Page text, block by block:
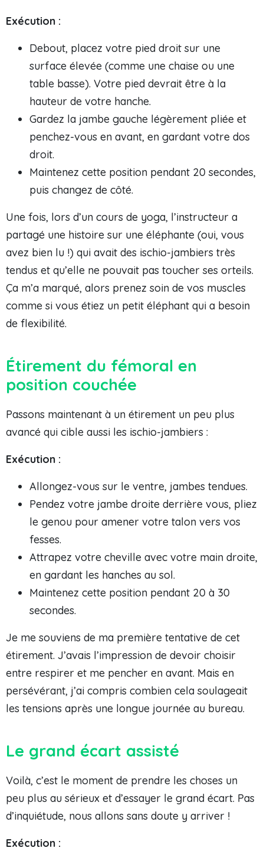
Exécution :
Debout, placez votre pied droit sur une
surface élevée (comme une chaise ou une
table basse). Votre pied devrait être à la
hauteur de votre hanche.
Gardez la jambe gauche légèrement pliée et
penchez-vous en avant, en gardant votre dos
droit.
Maintenez cette position pendant 20 secondes,
puis changez de côté.
Une fois, lors d’un cours de yoga, l’instructeur a
partagé une histoire sur une éléphante (oui, vous
avez bien lu !) qui avait des ischio-jambiers très
tendus et qu’elle ne pouvait pas toucher ses orteils.
Ça m’a marqué, alors prenez soin de vos muscles
comme si vous étiez un petit éléphant qui a besoin
de flexibilité.
Étirement du fémoral en
position couchée
Passons maintenant à un étirement un peu plus
avancé qui cible aussi les ischio-jambiers :
Exécution :
Allongez-vous sur le ventre, jambes tendues.
Pendez votre jambe droite derrière vous, pliez
le genou pour amener votre talon vers vos
fesses.
Attrapez votre cheville avec votre main droite,
en gardant les hanches au sol.
Maintenez cette position pendant 20 à 30
secondes.
Je me souviens de ma première tentative de cet
étirement. J’avais l’impression de devoir choisir
entre respirer et me pencher en avant. Mais en
persévérant, j’ai compris combien cela soulageait
les tensions après une longue journée au bureau.
Le grand écart assisté
Voilà, c’est le moment de prendre les choses un
peu plus au sérieux et d’essayer le grand écart. Pas
d’inquiétude, nous allons sans doute y arriver !
Exécution :